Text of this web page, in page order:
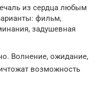
из сердца любым
фильм,
задушевная
Волнение, ожидание,
возможность